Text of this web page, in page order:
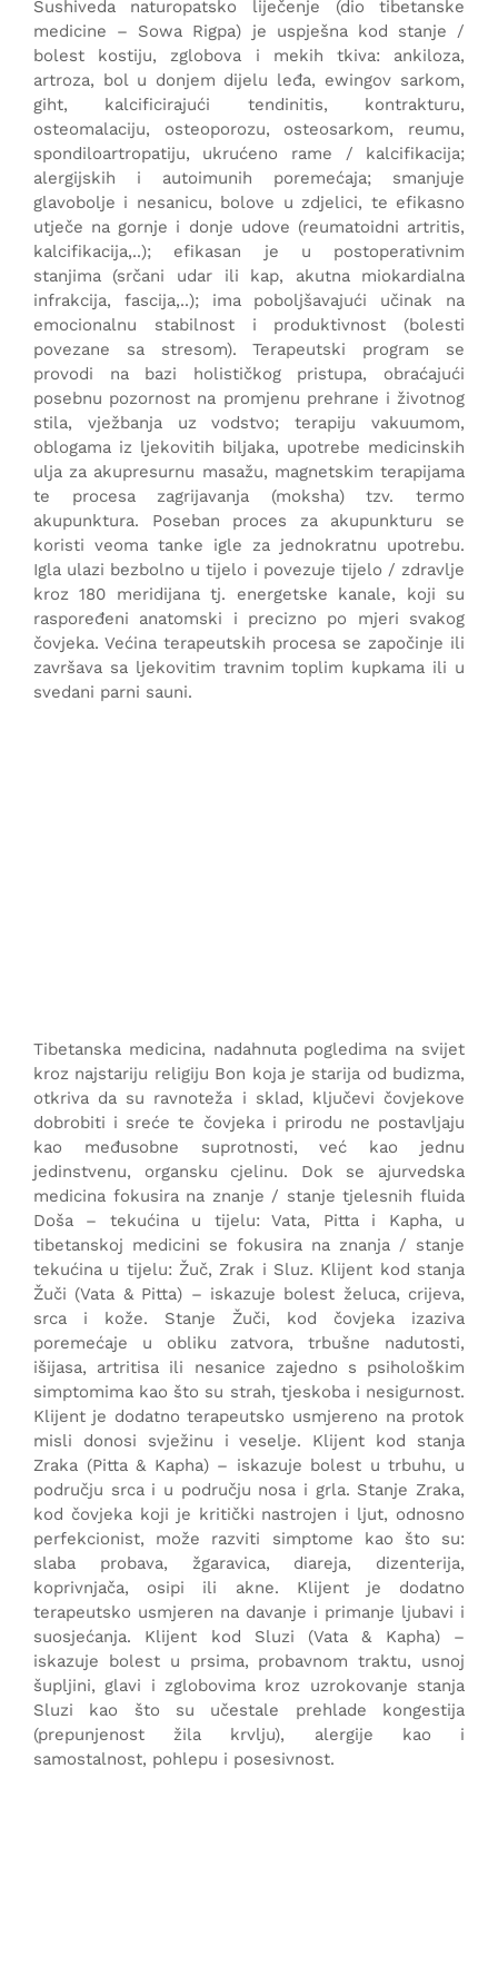
Sushiveda naturopatsko liječenje (dio tibetanske
medicine – Sowa Rigpa) je uspješna kod stanje /
bolest kostiju, zglobova i mekih tkiva: ankiloza,
artroza, bol u donjem dijelu leđa, ewingov sarkom,
giht, kalcificirajući tendinitis, kontrakturu,
osteomalaciju, osteoporozu, osteosarkom, reumu,
spondiloartropatiju, ukrućeno rame / kalcifikacija;
alergijskih i autoimunih poremećaja; smanjuje
glavobolje i nesanicu, bolove u zdjelici, te efikasno
utječe na gornje i donje udove (reumatoidni artritis,
kalcifikacija,..); efikasan je u postoperativnim
stanjima (srčani udar ili kap, akutna miokardialna
infrakcija, fascija,..); ima poboljšavajući učinak na
emocionalnu stabilnost i produktivnost (bolesti
povezane sa stresom). Terapeutski program se
provodi na bazi holističkog pristupa, obraćajući
posebnu pozornost na promjenu prehrane i životnog
stila, vježbanja uz vodstvo; terapiju vakuumom,
oblogama iz ljekovitih biljaka, upotrebe medicinskih
ulja za akupresurnu masažu, magnetskim terapijama
te procesa zagrijavanja (moksha) tzv. termo
akupunktura. Poseban proces za akupunkturu se
koristi veoma tanke igle za jednokratnu upotrebu.
Igla ulazi bezbolno u tijelo i povezuje tijelo / zdravlje
kroz 180 meridijana tj. energetske kanale, koji su
raspoređeni anatomski i precizno po mjeri svakog
čovjeka. Većina terapeutskih procesa se započinje ili
završava sa ljekovitim travnim toplim kupkama ili u
svedani parni sauni.
Tibetanska medicina, nadahnuta pogledima na svijet
kroz najstariju religiju Bon koja je starija od budizma,
otkriva da su ravnoteža i sklad, ključevi čovjekove
dobrobiti i sreće te čovjeka i prirodu ne postavljaju
kao međusobne suprotnosti, već kao jednu
jedinstvenu, organsku cjelinu. Dok se ajurvedska
medicina fokusira na znanje / stanje tjelesnih fluida
Doša – tekućina u tijelu: Vata, Pitta i Kapha, u
tibetanskoj medicini se fokusira na znanja / stanje
tekućina u tijelu: Žuč, Zrak i Sluz. Klijent kod stanja
Žuči (Vata & Pitta) – iskazuje bolest želuca, crijeva,
srca i kože. Stanje Žuči, kod čovjeka izaziva
poremećaje u obliku zatvora, trbušne nadutosti,
išijasa, artritisa ili nesanice zajedno s psihološkim
simptomima kao što su strah, tjeskoba i nesigurnost.
Klijent je dodatno terapeutsko usmjereno na protok
misli donosi svježinu i veselje. Klijent kod stanja
Zraka (Pitta & Kapha) – iskazuje bolest u trbuhu, u
području srca i u području nosa i grla. Stanje Zraka,
kod čovjeka koji je kritički nastrojen i ljut, odnosno
perfekcionist, može razviti simptome kao što su:
slaba probava, žgaravica, diareja, dizenterija,
koprivnjača, osipi ili akne. Klijent je dodatno
terapeutsko usmjeren na davanje i primanje ljubavi i
suosjećanja. Klijent kod Sluzi (Vata & Kapha) –
iskazuje bolest u prsima, probavnom traktu, usnoj
šupljini, glavi i zglobovima kroz uzrokovanje stanja
Sluzi kao što su učestale prehlade kongestija
(prepunjenost žila krvlju), alergije kao i
samostalnost, pohlepu i posesivnost.